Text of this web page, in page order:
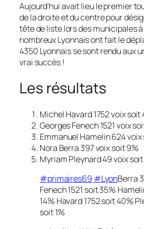
Aujourd’hui avait lieu le premier
de la droite et du centre pour
tête de liste lors des municipales à
nombreux Lyonnais ont fait le
4350 Lyonnais se sont rendu aux
vrai succès !
Les résultats
Michel Havard 1752 voixsoit
Georges Fenech 1521 voix
Emmanuel Hamelin 624 voix
Nora Berra 397 voix soit 9%
Myriam Pleynard 49 voixsoit
#primaires69 #LyonBerra
Fenech 1521 soit 35%
14% Havard 1752 soit 40%
soit 1%